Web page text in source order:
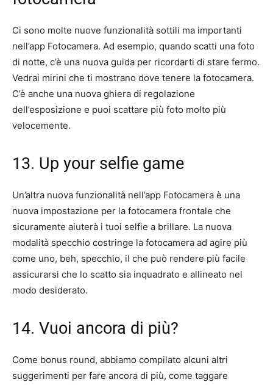
Ci sono molte nuove funzionalità sottili ma importanti
nell’app Fotocamera. Ad esempio, quando scatti una foto
di notte, c’è una nuova guida per ricordarti di stare fermo.
Vedrai mirini che ti mostrano dove tenere la fotocamera.
C’è anche una nuova ghiera di regolazione
dell’esposizione e puoi scattare più foto molto più
velocemente.
13. Up your selfie game
Un’altra nuova funzionalità nell’app Fotocamera è una
nuova impostazione per la fotocamera frontale che
sicuramente aiuterà i tuoi selfie a brillare. La nuova
modalità specchio costringe la fotocamera ad agire più
come uno, beh, specchio, il che può rendere più facile
assicurarsi che lo scatto sia inquadrato e allineato nel
modo desiderato.
14. Vuoi ancora di più?
Come bonus round, abbiamo compilato alcuni altri
suggerimenti per fare ancora di più, come taggare